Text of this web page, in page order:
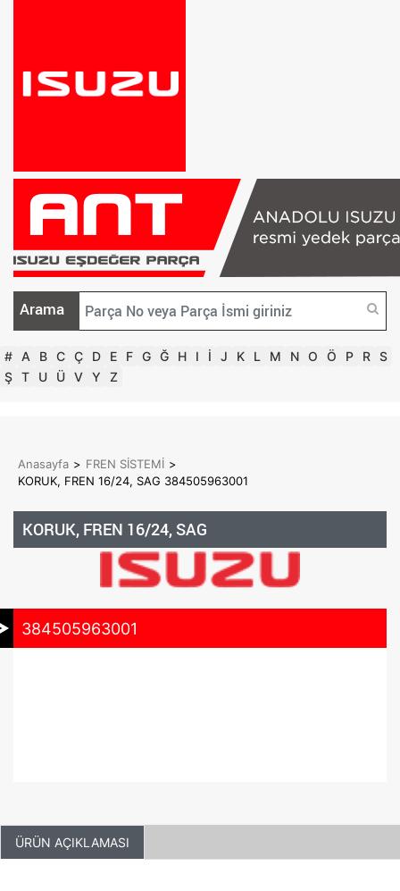
Arama
# A B C Ç D E F G Ğ H I İ J K L M N O Ö P R S
Ş T U Ü V Y Z
Anasayfa > FREN SİSTEMİ >
KORUK, FREN 16/24, SAG 384505963001
KORUK, FREN 16/24, SAG
384505963001
ÜRÜN AÇIKLAMASI